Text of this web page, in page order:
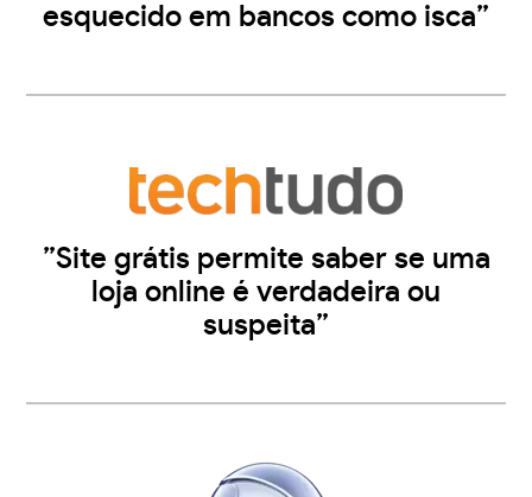
esquecido em bancos como isca”
”Site grátis permite saber se uma
loja online é verdadeira ou
suspeita”